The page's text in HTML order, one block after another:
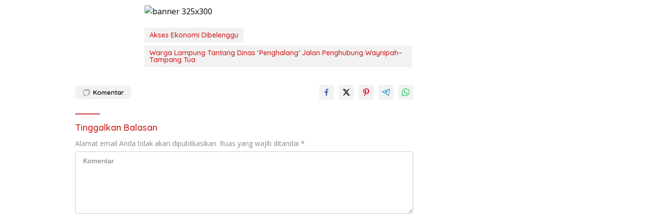
Akses Ekonomi Dibelenggu
Warga Lampung Tantang Dinas ‘Penghalang’ Jalan Penghubung Waynipah–
Tampang Tua
Komentar
Tinggalkan Balasan
Alamat email Anda tidak akan dipublikasikan. Ruas yang wajib ditandai *